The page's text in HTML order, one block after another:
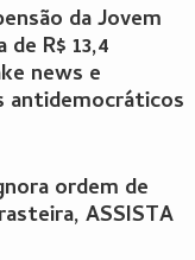
da Jovem
R$ 13,4
news e
antidemocráticos
ordem de
ASSISTA